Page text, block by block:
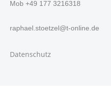
Mob +49 177 3216318
raphael.stoetzel@t-online.de
Datenschutz